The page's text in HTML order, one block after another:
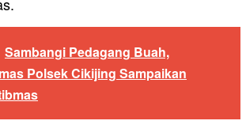
Sambangi Pedagang Buah,
Polsek Cikijing Sampaikan